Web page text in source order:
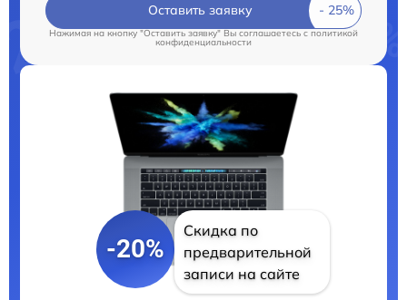
Оставить заявку
Нажимая на кнопку "Оставить заявку" Вы соглашаетесь cполитикой
конфиденциальности
-20%
Скидка по
предварительной
записи на сайте